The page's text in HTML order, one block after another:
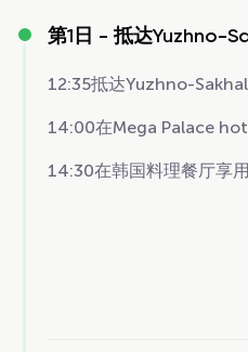
第1日 -抵达Yuzhno-
12:35抵达Yuzhno-
14:00在Mega Palace
14:30在韩国料理餐厅享